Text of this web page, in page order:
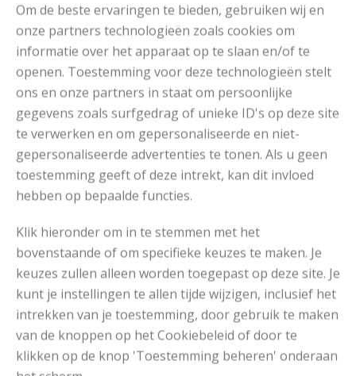
Om de beste ervaringen te bieden, gebruiken wij en
onze partners technologieën zoals cookies om
informatie over het apparaat op te slaan en/of te
openen. Toestemming voor deze technologieën stelt
ons en onze partners in staat om persoonlijke
gegevens zoals surfgedrag of unieke ID's op deze site
te verwerken en om gepersonaliseerde en niet-
gepersonaliseerde advertenties te tonen. Als u geen
toestemming geeft of deze intrekt, kan dit invloed
hebben op bepaalde functies.
Klik hieronder om in te stemmen met het
bovenstaande of om specifieke keuzes te maken. Je
keuzes zullen alleen worden toegepast op deze site. Je
kunt je instellingen te allen tijde wijzigen, inclusief het
intrekken van je toestemming, door gebruik te maken
van de knoppen op het Cookiebeleid of door te
klikken op de knop 'Toestemming beheren' onderaan
DAMESJAS BREIEN VAN HEERLIJK ZACHT GAREN